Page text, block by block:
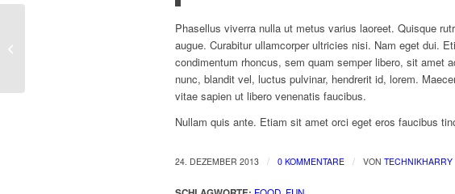
Phasellus viverra nulla ut metus varius laoreet. Quisque
augue. Curabitur ullamcorper ultricies nisi. Nam eget dui.
condimentum rhoncus, sem quam semper libero, sit amet
nunc, blandit vel, luctus pulvinar, hendrerit id, lorem.
vitae sapien ut libero venenatis faucibus.
Nullam quis ante. Etiam sit amet orci eget eros faucibus
24. DEZEMBER 2013 / 0 KOMMENTARE / VON TECHNIKHARRY